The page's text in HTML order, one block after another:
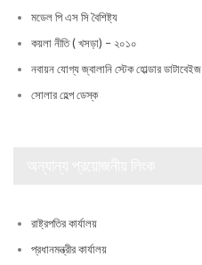
মডেল পি এস সি বৈশিষ্ট্য
কয়লা নীতি ( খসড়া) – ২০১০
নবায়ন যোগ্য জ্বালানি স্টেক হোল্ডার ডাটাবেইজ
সোলার হেল্প ডেস্ক
রাষ্ট্রপতির কার্যালয়
প্রধানমন্ত্রীর কার্যালয়